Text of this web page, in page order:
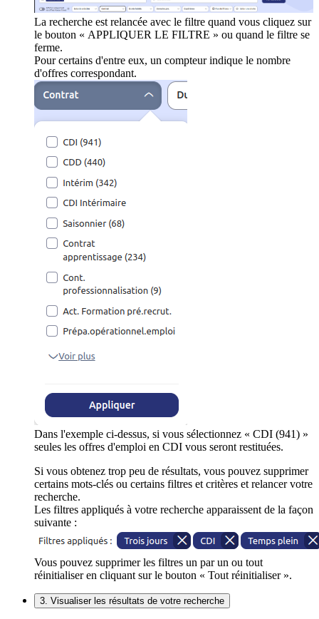
La recherche est relancée avec le filtre quand vous cliquez sur
le bouton « APPLIQUER LE FILTRE » ou quand le filtre se
ferme.
Pour certains d'entre eux, un compteur indique le nombre
d'offres correspondant.
Dans l'exemple ci-dessus, si vous sélectionnez « CDI (941) »
seules les offres d'emploi en CDI vous seront restituées.
Si vous obtenez trop peu de résultats, vous pouvez supprimer
certains mots-clés ou certains filtres et critères et relancer votre
recherche.
Les filtres appliqués à votre recherche apparaissent de la façon
suivante :
Vous pouvez supprimer les filtres un par un ou tout
réinitialiser en cliquant sur le bouton « Tout réinitialiser ».
3. Visualiser les résultats de votre recherche